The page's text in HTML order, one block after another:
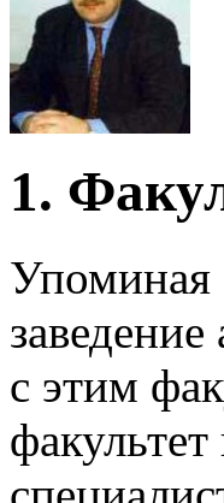
1.
Упоминая
с этим